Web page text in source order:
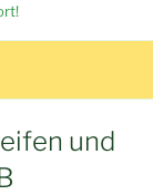
und